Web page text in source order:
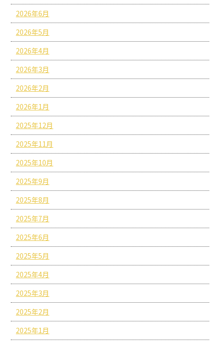
2026年6月
2026年5月
2026年4月
2026年3月
2026年2月
2026年1月
2025年12月
2025年11月
2025年10月
2025年9月
2025年8月
2025年7月
2025年6月
2025年5月
2025年4月
2025年3月
2025年2月
2025年1月